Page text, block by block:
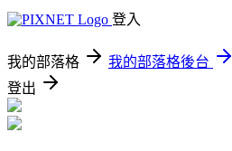
登入
我的部落格 我的部落格後台
登出